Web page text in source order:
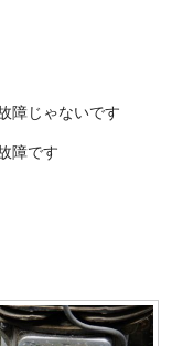
障じゃないです
障です